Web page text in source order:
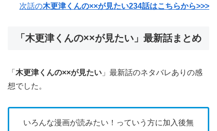
次話の木更津くんの××が見たい234話はこちらから>>>
「木更津くんの××が見たい」最新話まとめ
「 木更津くんの××が見たい 」最新話のネタバレありの感
想でした。
いろんな漫画が読みたい！っていう方に加入後無